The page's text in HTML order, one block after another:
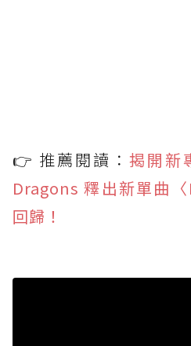
👉 推薦閱讀： 揭開新
Dragons 釋出新單曲
回歸！